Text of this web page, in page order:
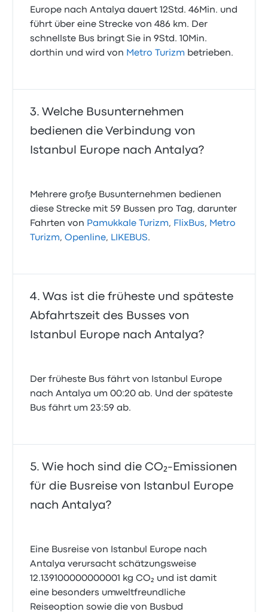
Europe nach Antalya dauert 12Std. 46Min. und
führt über eine Strecke von 486 km. Der
schnellste Bus bringt Sie in 9Std. 10Min.
dorthin und wird von Metro Turizm betrieben.
Welche Busunternehmen
bedienen die Verbindung von
Istanbul Europe nach Antalya?
Mehrere große Busunternehmen bedienen
diese Strecke mit 59 Bussen pro Tag, darunter
Fahrten von Pamukkale Turizm, FlixBus, Metro
Turizm,Openline, LIKEBUS.
Was ist die früheste und späteste
Abfahrtszeit des Busses von
Istanbul Europe nach Antalya?
Der früheste Bus fährt von Istanbul Europe
nach Antalya um 00:20 ab. Und der späteste
Bus fährt um 23:59 ab.
Wie hoch sind die CO₂-Emissionen
für die Busreise von Istanbul Europe
nach Antalya?
Eine Busreise von Istanbul Europe nach
Antalya verursacht schätzungsweise
12.139100000000001 kg CO₂ und ist damit
eine besonders umweltfreundliche
Reiseoption sowie die von Busbud